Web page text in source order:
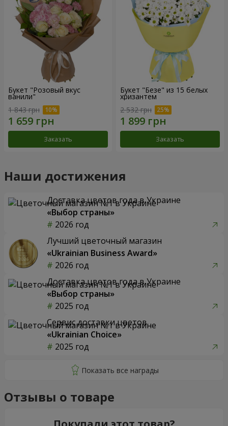
Букет "Розовый вкус
ванили"
1 843 грн
Заказать
Букет "Безе" из 15 белых
хризантем
2 532 грн
Заказать
Наши достижения
Доставка цветов года в Украине
«Выбор страны»
2026 год
Лучший цветочный магазин
«Ukrainian Business Award»
2026 год
Доставка цветов года в Украине
«Выбор страны»
2025 год
Сервис доставки цветов
«Ukrainian Choice»
2025 год
Отзывы о товаре